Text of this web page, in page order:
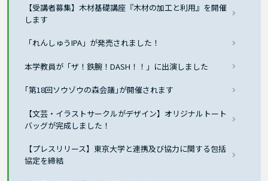
【受講者募集】木材基礎講座『木材の加工と利用』を開催
します
「れんしゅうIPA」が発売されました！
本学教員が「ザ！鉄腕！DASH！！」に出演しました
｢第18回ソウゾウの森会議｣が開催されます
【文芸・イラストサークルがデザイン】オリジナルトート
バッグが完成しました！
【プレスリリース】東京大学と連携及び協力に関する包括
協定を締結